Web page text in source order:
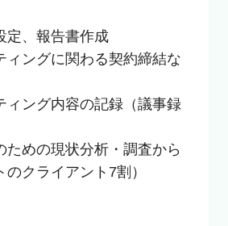
、報告書作成
ングに関わる契約締結な
ング内容の記録（議事録
めの現状分析・調査から
クライアント7割）